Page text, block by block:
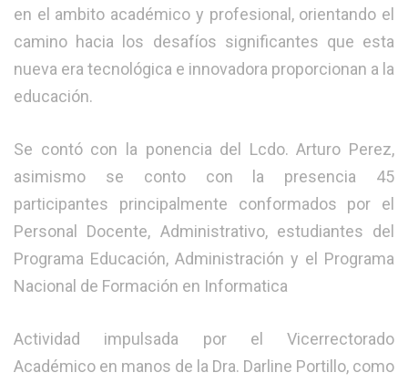
en el ambito académico y profesional, orientando el
camino hacia los desafíos significantes que esta
nueva era tecnológica e innovadora proporcionan a la
educación.
Se contó con la ponencia del Lcdo. Arturo Perez,
asimismo se conto con la presencia 45
participantes principalmente conformados por el
Personal Docente, Administrativo, estudiantes del
Programa Educación, Administración y el Programa
Nacional de Formación en Informatica
Actividad impulsada por el Vicerrectorado
Académico en manos de la Dra. Darline Portillo, como